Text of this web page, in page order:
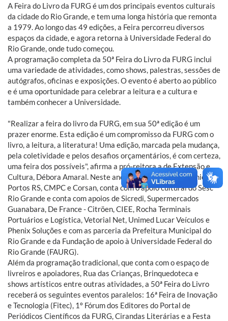
A Feira do Livro da FURG é um dos principais eventos culturais
da cidade do Rio Grande, e tem uma longa história que remonta
a 1979. Ao longo das 49 edições, a Feira percorreu diversos
espaços da cidade, e agora retorna à Universidade Federal do
Rio Grande, onde tudo começou.
A programação completa da 50ª Feira do Livro da FURG inclui
uma variedade de atividades, como shows, palestras, sessões de
autógrafos, oficinas e exposições. O evento é aberto ao público
e é uma oportunidade para celebrar a leitura e a cultura e
também conhecer a Universidade.
"Realizar a feira do livro da FURG, em sua 50ª edição é um
prazer enorme. Esta edição é um compromisso da FURG com o
livro, a leitura, a literatura! Uma edição, marcada pela mudança,
pela coletividade e pelos desafios orçamentários, é com certeza,
uma feira dos possíveis", afirma a pró-reitora a de Extensão e
Cultura, Débora Amaral. Neste ano, a Feira tem o patrocínio da
Portos RS, CMPC e Corsan, conta com o apoio cultural do Sesc
Rio Grande e conta com apoios de Sicredi, Supermercados
Guanabara, De France - Citröen, CIEE, Rocha Terminais
Portuários e Logística, Vetorial Net, Unimed Lucar Veículos e
Phenix Soluções e com as parceria da Prefeitura Municipal do
Rio Grande e da Fundação de apoio à Universidade Federal do
Rio Grande (FAURG).
Além da programação tradicional, que conta com o espaço de
livreiros e apoiadores, Rua das Crianças, Brinquedoteca e
shows artísticos entre outras atividades, a 50ª Feira do Livro
receberá os seguintes eventos paralelos: 16ª Feira de Inovação
e Tecnologia (Fitec), 1º Fórum dos Editores do Portal de
Periódicos Científicos da FURG, Cirandas Literárias e a Festa